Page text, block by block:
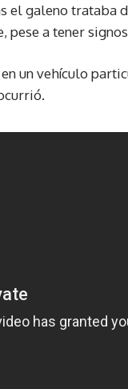
el galeno trataba
a tener
un vehículo